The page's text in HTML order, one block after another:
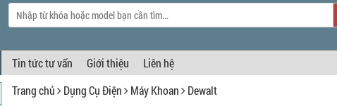
Tin tức tư vấn Giới thiệu
Liên hệ
Trang chủ
Dụng Cụ Điện Máy Khoan
Dewalt